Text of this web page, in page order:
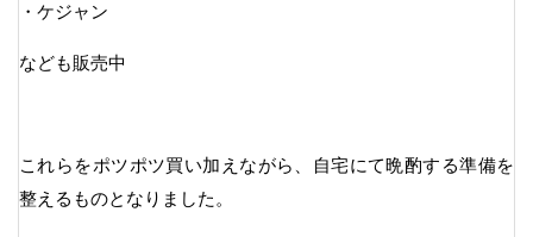
・ケジャン
なども販売中
これらをポツポツ買い加えながら、自宅にて晩酌する準備を
整えるものとなりました。